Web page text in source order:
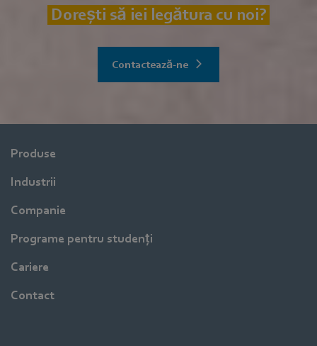
Dorești să iei legătura cu noi?
Contactează-ne
Produse
Industrii
Companie
Programe pentru studenți
Cariere
Contact